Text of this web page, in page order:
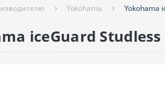
Yokohama Yokohama
iceGuard Studless